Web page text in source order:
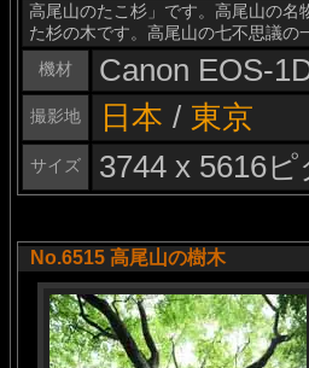
高尾山のたこ杉」です。高尾山の名
た杉の木です。高尾山の七不思議の
機材
Canon EOS-
撮影地 日本 / 東京
サイズ 3744 x 5616
No.6515 高尾山の樹木